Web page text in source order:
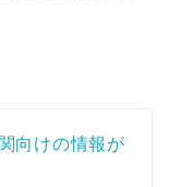
向けの情報が